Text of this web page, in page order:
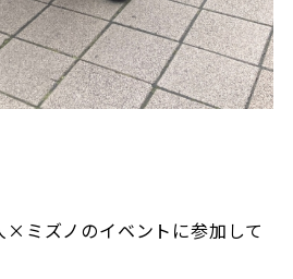
×ミズノのイベントに参加して